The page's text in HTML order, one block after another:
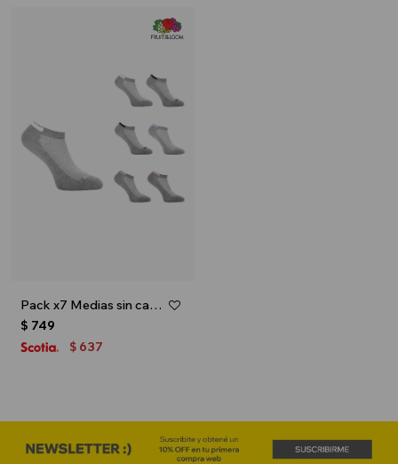
Pack x7 Medias sin caña con diseño para dama - Gris melange
$ 749
$ 637